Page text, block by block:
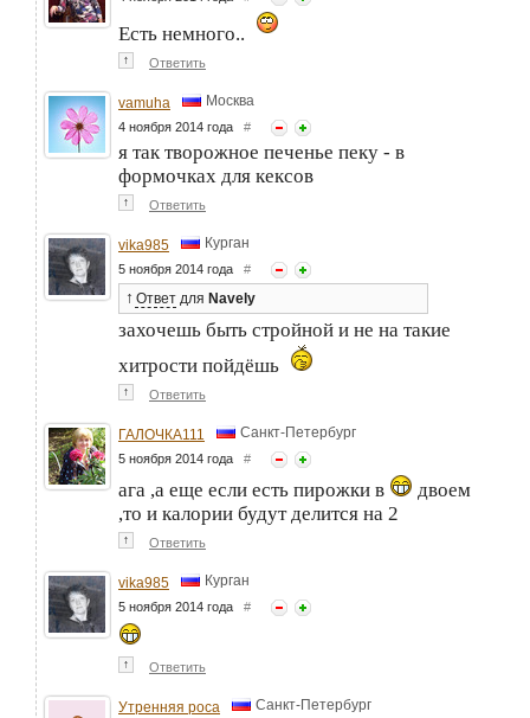
Есть немного..
↑ Ответить
vamuha Москва
4 ноября 2014 года #
я так творожное печенье пеку - в
формочках для кексов
↑ Ответить
vika985 Курган
5 ноября 2014 года #
↑ Ответ для Navely
захочешь быть стройной и не на такие
хитрости пойдёшь
↑ Ответить
ГАЛОЧКА111 Санкт-Петербург
5 ноября 2014 года #
ага ,а еще если есть пирожки в
двоем
,то и калории будут делится на 2
↑ Ответить
vika985 Курган
5 ноября 2014 года #
↑ Ответить
Утренняя роса Санкт-Петербург